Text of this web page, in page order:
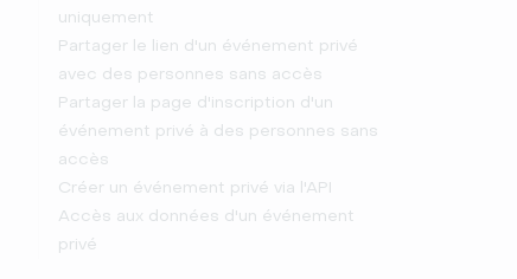
uniquement
Partager le lien d'un événement privé
avec des personnes sans accès
Partager la page d'inscription d'un
événement privé à des personnes sans
accès
Créer un événement privé via l'API
Accès aux données d'un événement
privé